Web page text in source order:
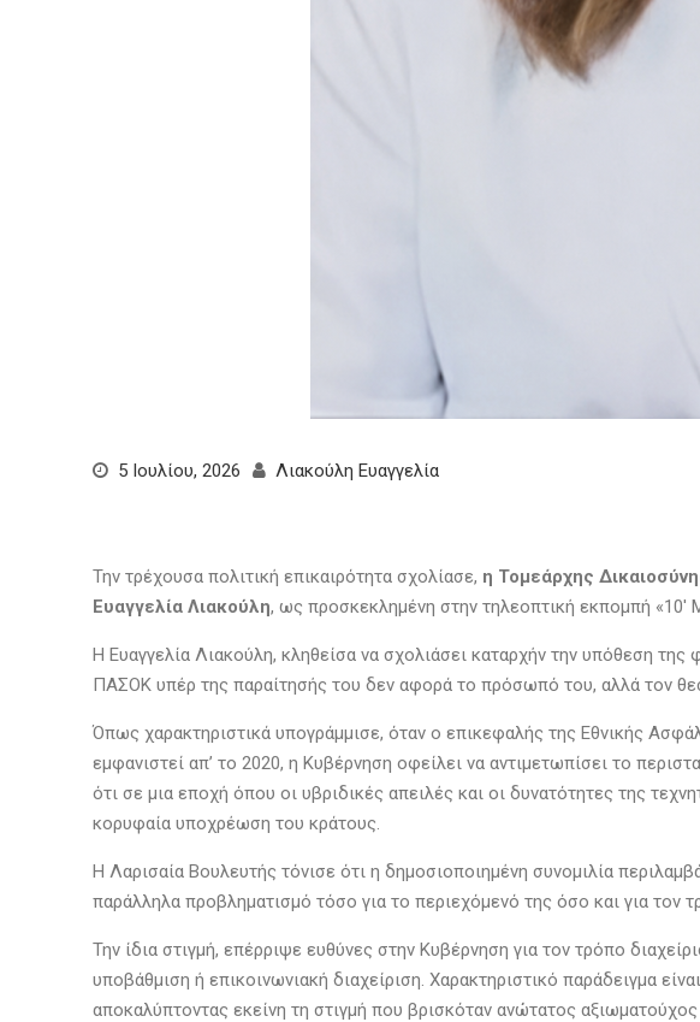
5 Ιουλίου, 2026 Λιακούλη Ευαγγελία
Την τρέχουσα πολιτική επικαιρότητα σχολίασε, η Τομεάρχης
Ευαγγελία Λιακούλη, ως προσκεκλημένη στην τηλεοπτική εκπομπή
Η Ευαγγελία Λιακούλη, κληθείσα να σχολιάσει καταρχήν την υπόθεση
ΠΑΣΟΚ υπέρ της παραίτησής του δεν αφορά το πρόσωπό του, αλλά τον
Όπως χαρακτηριστικά υπογράμμισε, όταν ο επικεφαλής της Εθνικής
εμφανιστεί απ’ το 2020, η Κυβέρνηση οφείλει να αντιμετωπίσει το
ότι σε μια εποχή όπου οι υβριδικές απειλές και οι δυνατότητες της
κορυφαία υποχρέωση του κράτους.
Η Λαρισαία Βουλευτής τόνισε ότι η δημοσιοποιημένη συνομιλία
παράλληλα προβληματισμό τόσο για το περιεχόμενό της όσο και για τον
Την ίδια στιγμή, επέρριψε ευθύνες στην Κυβέρνηση για τον τρόπο
υποβάθμιση ή επικοινωνιακή διαχείριση. Χαρακτηριστικό παράδειγμα
αποκαλύπτοντας εκείνη τη στιγμή που βρισκόταν ανώτατος